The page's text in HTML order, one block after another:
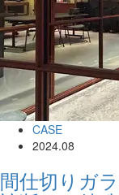
CASE
2024.08
間仕切りガ